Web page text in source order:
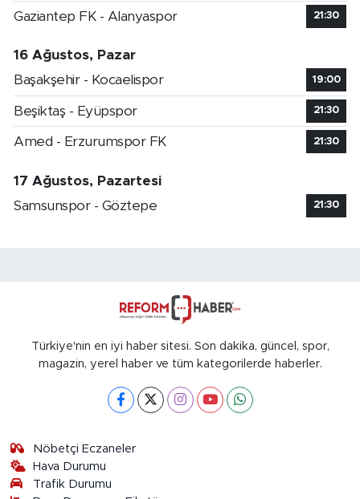
Gaziantep FK - Alanyaspor 21:30
16 Ağustos, Pazar
Başakşehir - Kocaelispor
19:00
Beşiktaş - Eyüpspor 21:30
Amed - Erzurumspor FK 21:30
17 Ağustos, Pazartesi
Samsunspor - Göztepe
21:30
Türkiye'nin en iyi haber sitesi. Son dakika, güncel, spor,
magazin, yerel haber ve tüm kategorilerde haberler.
Nöbetçi Eczaneler
Hava Durumu
Trafik Durumu